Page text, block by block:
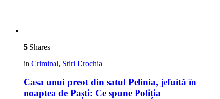
5 Shares
in Criminal, Stiri Drochia
Casa unui preot din satul Pelinia, jefuită în
noaptea de Paști: Ce spune Poliția